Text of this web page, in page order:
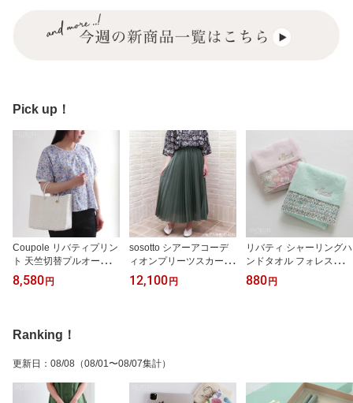
Pick up！
Coupole リバティプリン
ト 天竺切替プルオーバー
カットソー 5分袖 Inky Fi
elds インキー・フィール
8,580 円
sosotto シアーアコーデ
ィオンプリーツスカート
84cm丈 グリーン Mサイ
ズ ソソット
12,100 円
リバティ シャーリングハ
ンドタオル フォレストウ
ェーブ BL フローレット
ロンドン ハンカチ Forest
880 円
Ranking！
更新日 ： 08/08 （08/01〜08/07集計）